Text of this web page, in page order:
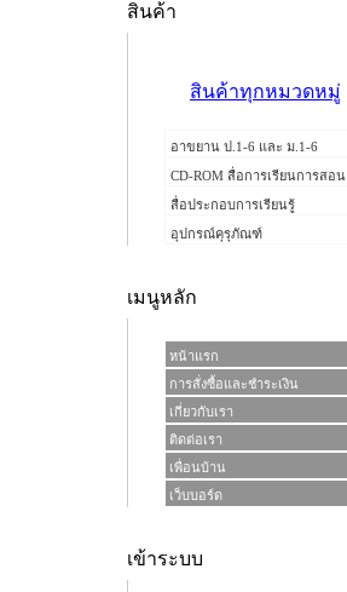
สินค้า
สินค้าทุกหมวดหมู่
อาขยาน ป.1-6 และ ม.1-6
CD-ROM สื่อการเรียนการสอน
สื่อประกอบการเรียนรู้
อุปกรณ์คุรุภัณฑ์
เมนูหลัก
หน้าแรก
การสั่งซื้อและชำระเงิน
เกี่ยวกับเรา
ติดต่อเรา
เพื่อนบ้าน
เว็บบอร์ด
เข้าระบบ